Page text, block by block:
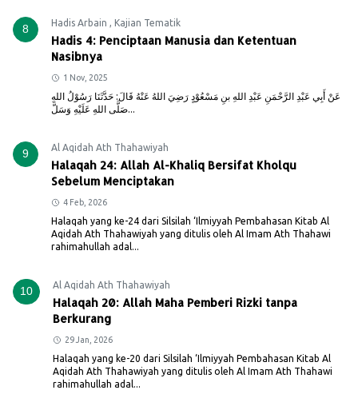
8 Hadis Arbain , Kajian Tematik
Hadis 4: Penciptaan Manusia dan Ketentuan
Nasibnya
1 Nov, 2025
عَنْ أَبِي عَبْدِ الرَّحْمَنِ عَبْدِ اللهِ بنِ مَسْعُوْدٍ رَضِيَ اللهُ عَنْهُ قَالَ: حَدَّثَنَا رَسُوْلُ اللهِ
صَلَّى اللهِ عَلَيْهِ وَسَلَّ...
9 Al Aqidah Ath Thahawiyah
Halaqah 24: Allah Al-Khaliq Bersifat Kholqu
Sebelum Menciptakan
4 Feb, 2026
Halaqah yang ke-24 dari Silsilah ‘Ilmiyyah Pembahasan Kitab Al
Aqidah Ath Thahawiyah yang ditulis oleh Al Imam Ath Thahawi
rahimahullah adal...
10 Al Aqidah Ath Thahawiyah
Halaqah 20: Allah Maha Pemberi Rizki tanpa
Berkurang
29 Jan, 2026
Halaqah yang ke-20 dari Silsilah ‘Ilmiyyah Pembahasan Kitab Al
Aqidah Ath Thahawiyah yang ditulis oleh Al Imam Ath Thahawi
rahimahullah adal...